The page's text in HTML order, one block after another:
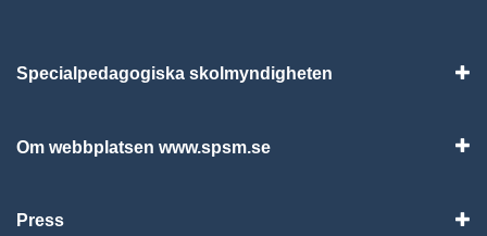
Specialpedagogiska skolmyndigheten
Om webbplatsen www.spsm.se
Press